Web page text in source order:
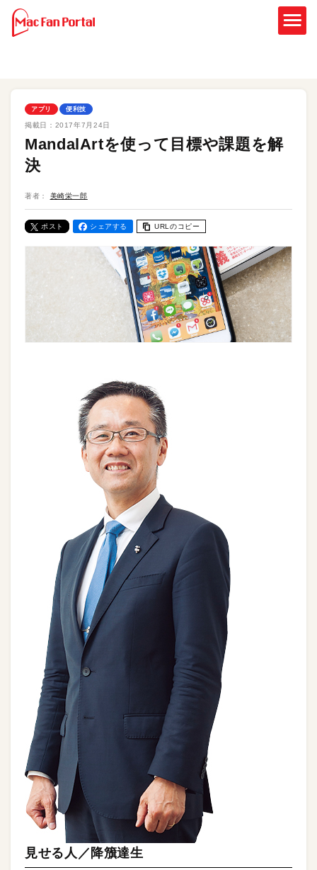
アプリ 便利技
掲載日： 2017年7月24日
MandalArtを使って目標や課題を解
決
著者： 美崎栄一郎
ポスト シェアする URLのコピー
見せる人／降籏達生